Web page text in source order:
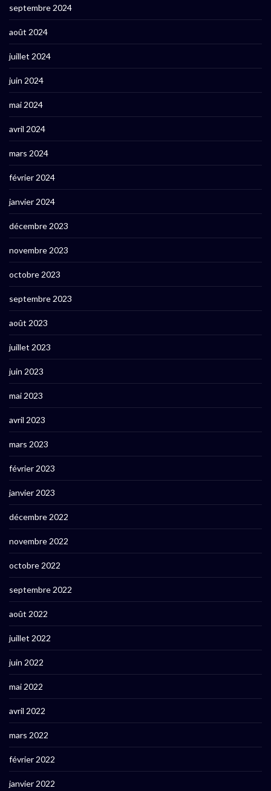
septembre 2024
août 2024
juillet 2024
juin 2024
mai 2024
avril 2024
mars 2024
février 2024
janvier 2024
décembre 2023
novembre 2023
octobre 2023
septembre 2023
août 2023
juillet 2023
juin 2023
mai 2023
avril 2023
mars 2023
février 2023
janvier 2023
décembre 2022
novembre 2022
octobre 2022
septembre 2022
août 2022
juillet 2022
juin 2022
mai 2022
avril 2022
mars 2022
février 2022
janvier 2022